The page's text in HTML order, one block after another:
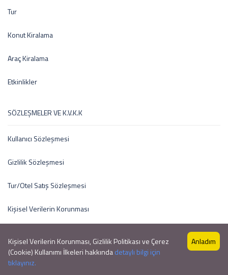
Tur
Konut Kiralama
Araç Kiralama
Etkinlikler
SÖZLEŞMELER VE K.V.K.K
Kullanıcı Sözleşmesi
Gizlilik Sözleşmesi
Tur/Otel Satış Sözleşmesi
Kişisel Verilerin Korunması
Copyright © 2021 by Profesyonel Tur Sitesi V1
Profesyonel Tur Sitesi V1
Kişisel Verilerin Korunması, Gizlilik Politikası ve Çerez
(Cookie) Kullanımı İlkeleri hakkındadetaylı bilgi için
tıklayınız.
Anladım